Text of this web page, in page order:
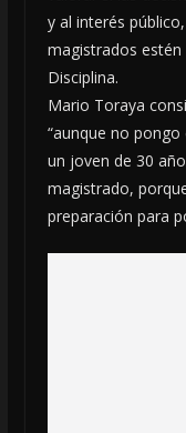
y al interés
magistrados
Disciplina.
Mario Toraya
“aunque no
un joven de 30
magistrado,
preparación para